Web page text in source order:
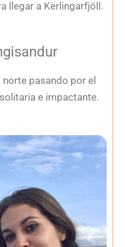
llegar a Kerlingarfjöll.
pasando por el
e impactante.